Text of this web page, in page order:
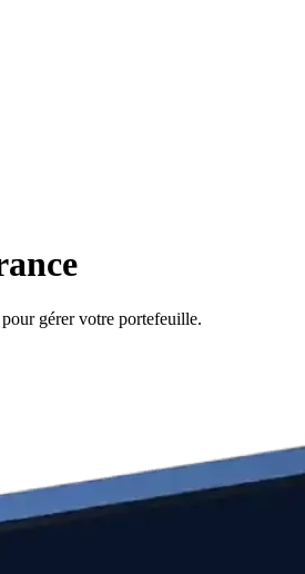
gérer votre portefeuille.